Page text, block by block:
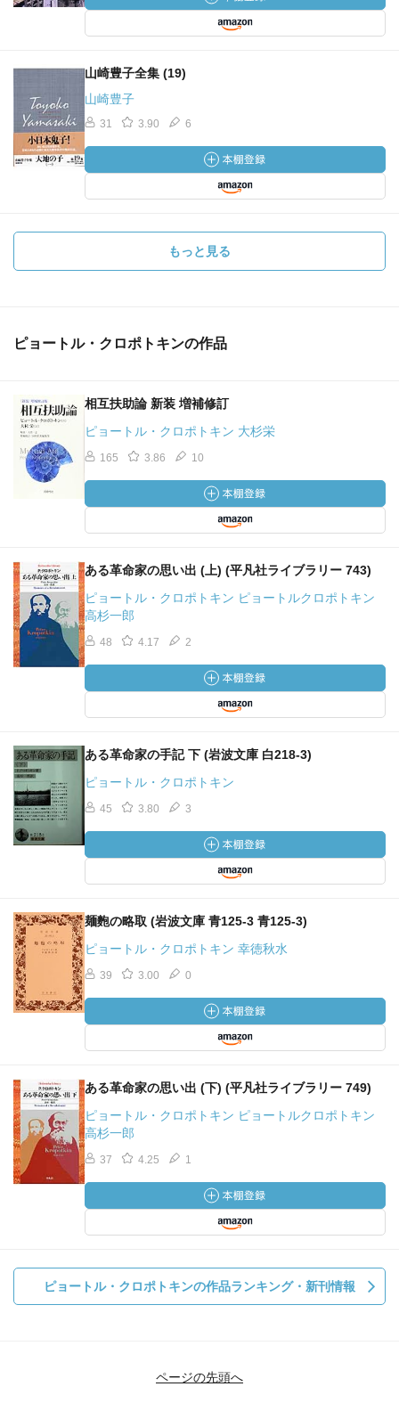
山崎豊子全集 (19)
山崎豊子
31 3.90 6
もっと見る
ピョートル・クロポトキンの作品
相互扶助論 新装 増補修訂
ピョートル・クロポトキン 大杉栄
165 3.86 10
ある革命家の思い出 (上) (平凡社ライブラリー 743)
ピョートル・クロポトキン ピョートルクロポトキン
高杉一郎
48 4.17 2
ある革命家の手記 下 (岩波文庫 白218-3)
ピョートル・クロポトキン
45 3.80 3
麺麭の略取 (岩波文庫 青125-3 青125-3)
ピョートル・クロポトキン 幸徳秋水
39 3.00 0
ある革命家の思い出 (下) (平凡社ライブラリー 749)
ピョートル・クロポトキン ピョートルクロポトキン
高杉一郎
37 4.25 1
ピョートル・クロポトキンの作品ランキング・新刊情報
ページの先頭へ